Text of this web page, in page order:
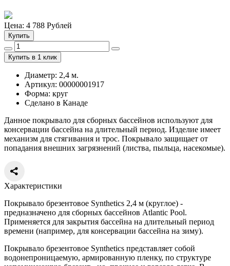
Цена: 4 788 Рублей
Купить
Купить в 1 клик
Диаметр: 2,4 м.
Артикул: 00000001917
Форма: круг
Сделано в Канаде
Данное покрывало для сборных бассейнов используют для
консервации бассейна на длительный период. Изделие имеет
механизм для стягивания и трос. Покрывало защищает от
попадания внешних загрязнений (листва, пыльца, насекомые).
Характеристики
Покрывало брезентовое Synthetics 2,4 м (круглое) -
предназначено для сборных бассейнов Atlantic Pool.
Применяется для закрытия бассейна на длительный период
времени (например, для консервации бассейна на зиму).
Покрывало брезентовое Synthetics представляет собой
водонепроницаемую, армированную пленку, по структуре